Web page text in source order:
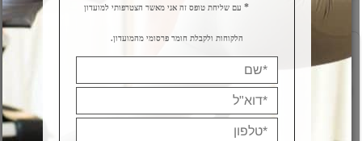
*עם שליחת טופס זה אני מאשר הצטרפותי למועדון
הלקוחות ולקבלת חומר פרסומי מהמועדון.